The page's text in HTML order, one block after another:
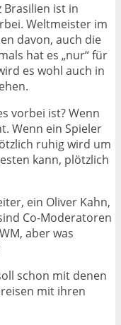
Brasilien ist in
Weltmeister im
davon, auch die
hat es „nur“ für
es wohl auch in
vorbei ist? Wenn
Wenn ein Spieler
ruhig wird um
kann, plötzlich
ein Oliver Kahn,
Co-Moderatoren
aber was
schon mit denen
mit ihren